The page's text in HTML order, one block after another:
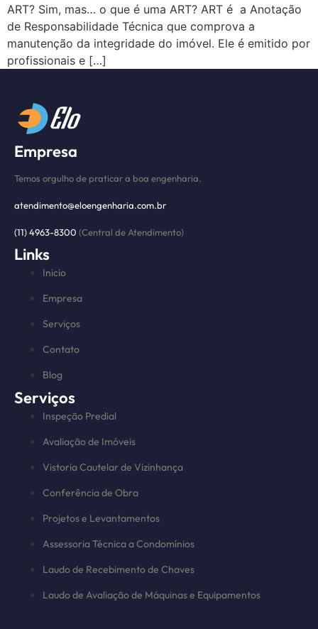
ART? Sim, mas… o que é uma ART? ART é a Anotação
de Responsabilidade Técnica que comprova a
manutenção da integridade do imóvel. Ele é emitido por
profissionais e […]
Empresa
Temos orgulho de praticar a boa engenharia.
atendimento@eloengenharia.com.br
(11) 4963-8300 (Central de Atendimento)
Links
Inicio
Empresa
Serviços
Contato
Blog
Serviços
Inspeção Predial
Avaliação de Imóveis
Vistoria Cautelar de Vizinhança
Conferência de Obra
Projetos e Levantamentos
Assessoria Técnica a Condomínios
Laudo de Recebimento de Chaves
Laudo de Avaliação de Máquinas e Equipamentos